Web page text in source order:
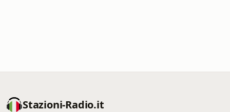
Stazioni-Radio.it